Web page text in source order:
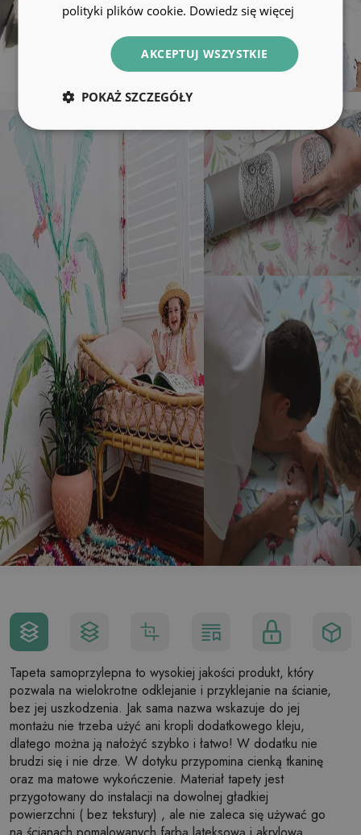
Tapeta samoprzylepna to wysokiej jakości produkt, który
pozwala na wielokrotne odklejanie i przyklejanie na ścianie,
bez jej uszkodzenia. Jak sama nazwa wskazuje do jej
montażu nie trzeba użyć ani kropli dodatkowego kleju,
dlatego można ją nałożyć szybko i łatwo! W dodatku nie
brudzi się i nie drze. W dotyku przypomina cienką tkaninę
oraz ma matowe wykończenie. Materiał tapety jest
przygotowany do instalacji na dowolnej gładkiej
powierzchni ( bez tekstury) , ale nie zaleca się używać go
polityki plików cookie. Dowiedz się więcej
AKCEPTUJ WSZYSTKIE
POKAŻ SZCZEGÓŁY